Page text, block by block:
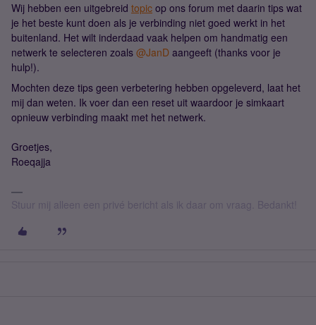
Wij hebben een uitgebreid topic op ons forum met daarin tips wat
je het beste kunt doen als je verbinding niet goed werkt in het
buitenland. Het wilt inderdaad vaak helpen om handmatig een
netwerk te selecteren zoals ​ @JanD aangeeft (thanks voor je
hulp!).
Mochten deze tips geen verbetering hebben opgeleverd, laat het
mij dan weten. Ik voer dan een reset uit waardoor je simkaart
opnieuw verbinding maakt met het netwerk.
Groetjes,
Roeqajja
Stuur mij alleen een privé bericht als ik daar om vraag. Bedankt!